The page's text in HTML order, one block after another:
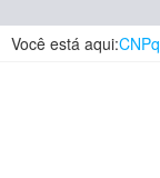
Você está aqui:CNPq